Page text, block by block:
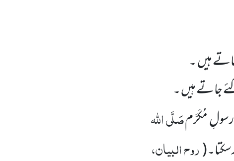
ہیں ۔
جاتے ہیں ۔
مُکَرَّمصَلَّی اللہ
(روح البیان،